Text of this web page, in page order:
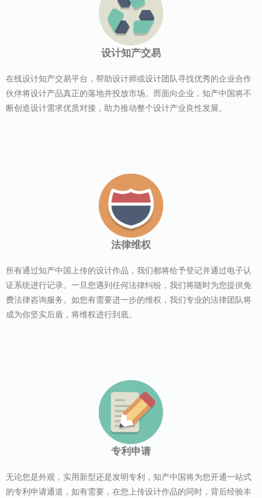
设计知产交易
在线设计知产交易平台，帮助设计师或设计团队寻找优秀的企业合作
伙伴将设计产品真正的落地并投放市场。而面向企业，知产中国将不
断创造设计需求优质对接，助力推动整个设计产业良性发展。
法律维权
所有通过知产中国上传的设计作品，我们都将给予登记并通过电子认
证系统进行记录。一旦您遇到任何法律纠纷，我们将随时为您提供免
费法律咨询服务。如您有需要进一步的维权，我们专业的法律团队将
成为你坚实后盾，将维权进行到底。
专利申请
无论您是外观，实用新型还是发明专利，知产中国将为您开通一站式
的专利申请通道，如有需要，在您上传设计作品的同时，背后经验丰